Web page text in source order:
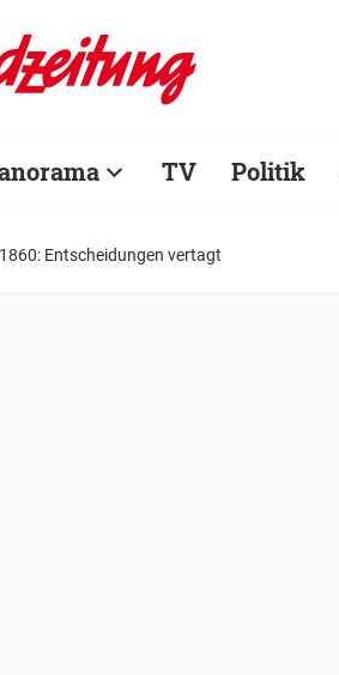
TV Politik
Entscheidungen vertagt